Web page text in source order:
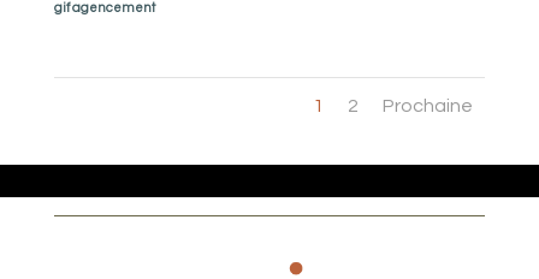
gif agencement
1 2 Prochaine